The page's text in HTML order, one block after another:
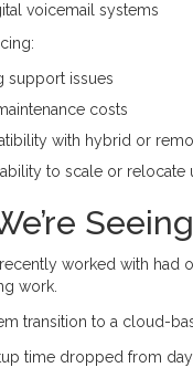
voicemail systems
support issues
costs
with hybrid or
ability to scale or relocate
worked with had
work.
transition to a cloud-
time dropped from